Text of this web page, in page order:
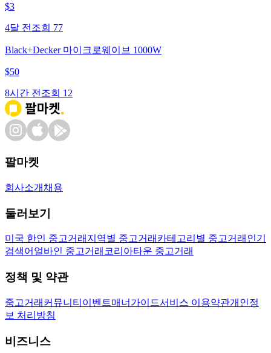
$3
4달 전 조회 77
Black+Decker 마이크로웨이브 1000W
$50
8시간 전 조회 12
팔마켓
회사소개 채용
둘러보기
미국 한인 중고거래 지역별 중고거래 카테고리별 중고거래 인기
검색어 얼바인 중고거래 코리아타운 중고거래
정책 및 약관
중고거래 커뮤니티 이벤트매너가이드서비스 이용약관개인정
보 처리방침
비즈니스